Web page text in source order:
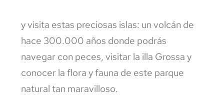
y visita estas preciosas islas: un volcán de
hace 300.000 años donde podrás
navegar con peces, visitar la illa Grossa y
conocer la flora y fauna de este parque
natural tan maravilloso.